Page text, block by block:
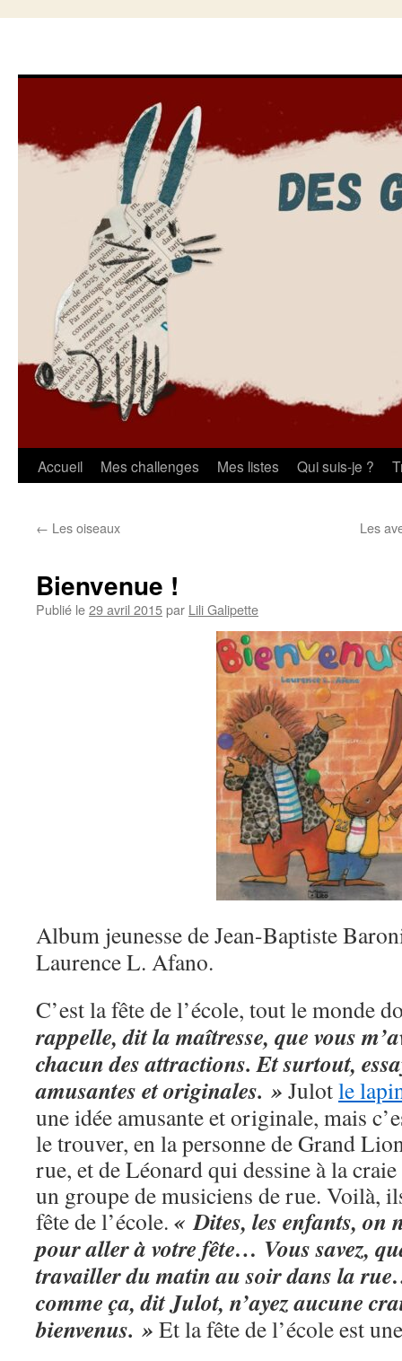
Aller
contenu
Accueil Mes challenges Mes listes Qui suis-je ?
← Les oiseaux Les
Bienvenue !
Publié le29 avril 2015par Lili Galipette
Album jeunesse de Jean-Baptiste
Laurence L. Afano.
C’est la fête de l’école, tout le monde
rappelle, dit la maîtresse, que vous
chacun des attractions. Et surtout,
amusantes et originales. » Julotle
une idée amusante et originale, mais
le trouver, en la personne de Grand
rue, et de Léonard qui dessine à la
un groupe de musiciens de rue. Voilà,
fête de l’école. « Dites, les enfants, on
pour aller à votre fête… Vous savez,
travailler du matin au soir dans la
comme ça, dit Julot, n’ayez aucune
bienvenus. » Et la fête de l’école est